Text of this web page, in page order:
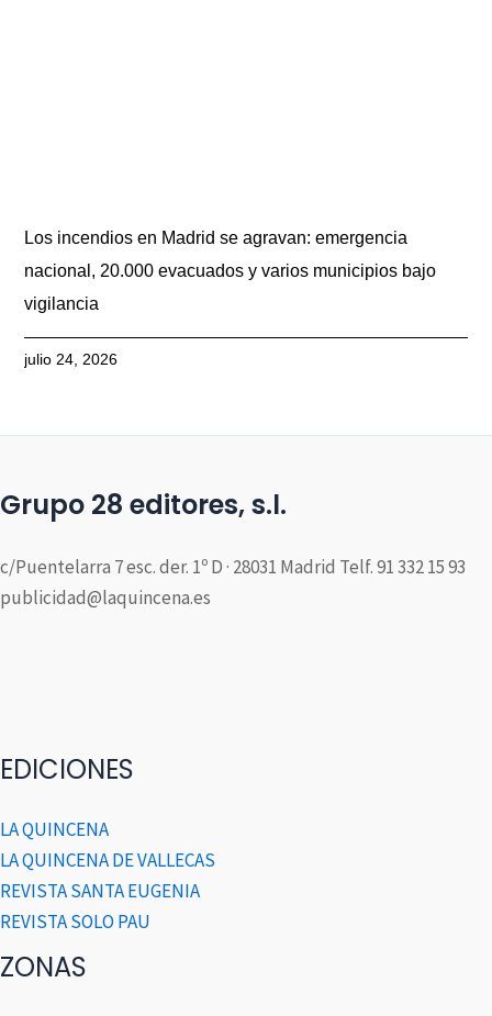
Los incendios en Madrid se agravan: emergencia
nacional, 20.000 evacuados y varios municipios bajo
vigilancia
julio 24, 2026
Grupo 28 editores, s.l.
c/Puentelarra 7 esc. der. 1º D · 28031 Madrid Telf. 91 332 15 93
publicidad@laquincena.es
EDICIONES
LA QUINCENA
LA QUINCENA DE VALLECAS
REVISTA SANTA EUGENIA
REVISTA SOLO PAU
ZONAS